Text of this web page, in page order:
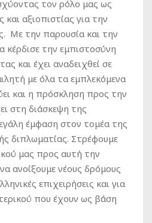
τον ρόλο μας ως
αξιοπιστίας για την
Με την παρουσία και την
κέρδισε την εμπιστοσύνη
και έχει αναδειχθεί σε
με όλα τα εμπλεκόμενα
και η πρόσκληση προς την
στη διάσκεψη της
έμφαση στον τομέα της
διπλωματίας. Στρέφουμε
μας προς αυτή την
ανοίξουμε νέους δρόμους
επιχειρήσεις και για
που έχουν ως βάση